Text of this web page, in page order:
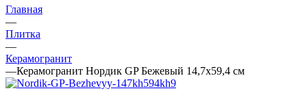
Главная
—
Плитка
—
Керамогранит
—Керамогранит Нордик GP Бежевый 14,7х59,4 см